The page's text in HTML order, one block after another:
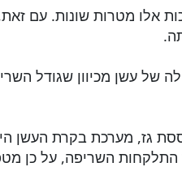
אלו מטרות שונות. עם
של עשן מכיוון שגודל
גז, מערכת בקרת העשן
השריפה, על כן